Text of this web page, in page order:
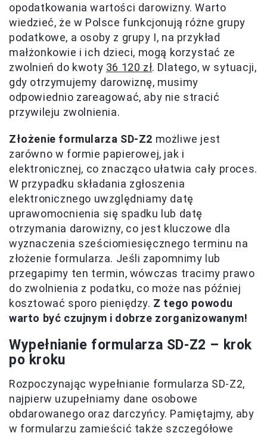
opodatkowania wartości darowizny. Warto
wiedzieć, że w Polsce funkcjonują różne grupy
podatkowe, a osoby z grupy I, na przykład
małżonkowie i ich dzieci, mogą korzystać ze
zwolnień do kwoty 36 120 zł. Dlatego, w sytuacji,
gdy otrzymujemy darowiznę, musimy
odpowiednio zareagować, aby nie stracić
przywileju zwolnienia.
Złożenie formularza SD-Z2 możliwe jest
zarówno w formie papierowej, jak i
elektronicznej, co znacząco ułatwia cały proces.
W przypadku składania zgłoszenia
elektronicznego uwzględniamy datę
uprawomocnienia się spadku lub datę
otrzymania darowizny, co jest kluczowe dla
wyznaczenia sześciomiesięcznego terminu na
złożenie formularza. Jeśli zapomnimy lub
przegapimy ten termin, wówczas tracimy prawo
do zwolnienia z podatku, co może nas później
kosztować sporo pieniędzy. Z tego powodu
warto być czujnym i dobrze zorganizowanym!
Wypełnianie formularza SD-Z2 – krok
po kroku
Rozpoczynając wypełnianie formularza SD-Z2,
najpierw uzupełniamy dane osobowe
obdarowanego oraz darczyńcy. Pamiętajmy, aby
w formularzu zamieścić także szczegółowe